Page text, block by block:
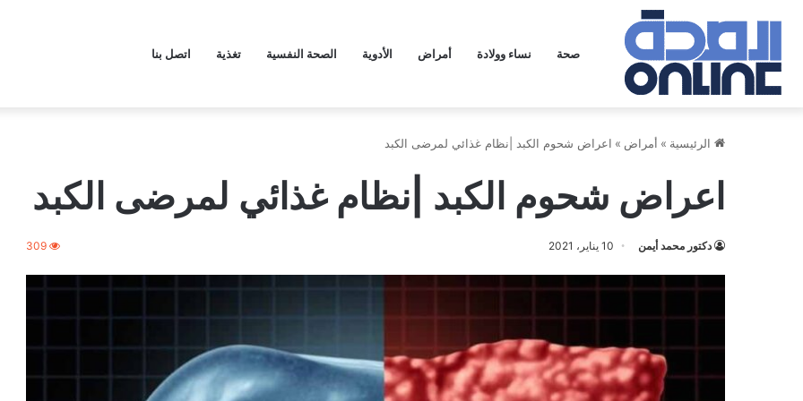
صحة نساء وولادة أمراض الأدوية الصحة النفسية تغذية اتصل بنا
الرئيسية » أمراض » اعراض شحوم الكبد |نظام غذائي لمرضى الكبد
اعراض شحوم الكبد |نظام غذائي لمرضى الكبد
دكتور محمد أيمن 10 يناير، 2021 309